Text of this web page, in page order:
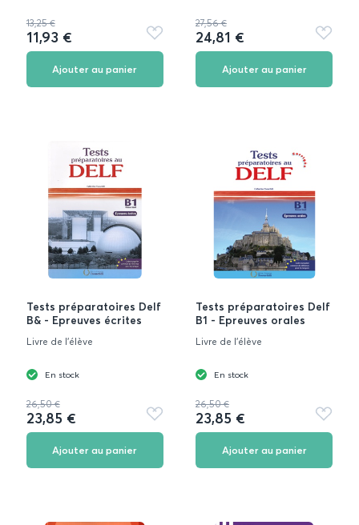
13,25 €
11,93 €
Ajouter
aux
Ajouter au panier
27,56 €
24,81 €
Ajouter
aux
Ajouter au panier
Tests préparatoires Delf
B& - Epreuves écrites
Livre de l'élève
En stock
26,50 €
23,85 €
Ajouter
aux
Ajouter au panier
Tests préparatoires Delf
B1 - Epreuves orales
Livre de l'élève
En stock
26,50 €
23,85 €
Ajouter
aux
Ajouter au panier